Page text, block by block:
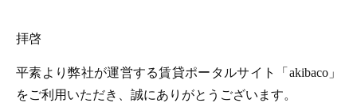
拝啓
平素より弊社が運営する賃貸ポータルサイト「akibaco」
をご利用いただき、誠にありがとうございます。